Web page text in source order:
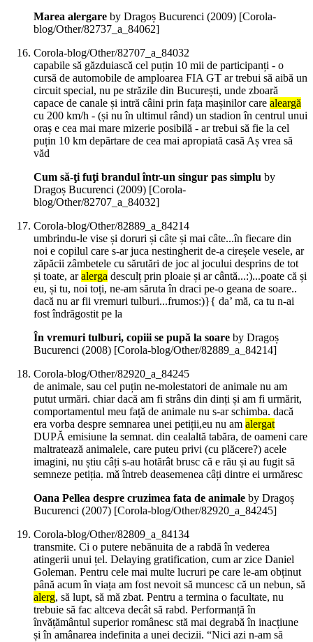
Marea alergare by Dragoș Bucurenci (2009) [Corola-
blog/Other/82737_a_84062]
Corola-blog/Other/82707_a_84032
capabile să găzduiască cel puțin 10 mii de participanți - o
cursă de automobile de amploarea FIA GT ar trebui să aibă un
circuit special, nu pe străzile din București, unde zboară
capace de canale și intră câini prin fața mașinilor care aleargă
cu 200 km/h - (și nu în ultimul rând) un stadion în centrul unui
oraș e cea mai mare mizerie posibilă - ar trebui să fie la cel
puțin 10 km depărtare de cea mai apropiată casă Aș vrea să
văd
Cum să-ţi fuţi brandul într-un singur pas simplu by
Dragoș Bucurenci (2009) [Corola-
blog/Other/82707_a_84032]
Corola-blog/Other/82889_a_84214
umbrindu-le vise și doruri și câte și mai câte...în fiecare din
noi e copilul care s-ar juca nestingherit de-a cireșele vesele, ar
zăpăcii zâmbetele cu sărutări de joc al jocului desprins de tot
și toate, aralerga desculț prin ploaie și ar cântă...:)...poate că și
eu, și tu, noi toți, ne-am săruta în draci pe-o geana de soare..
dacă nu ar fii vremuri tulburi...frumos:)}{ da’ mă, ca tu n-ai
fost îndrăgostit pe la
În vremuri tulburi, copiii se pupă la soare by Dragoș
Bucurenci (2008) [Corola-blog/Other/82889_a_84214]
Corola-blog/Other/82920_a_84245
de animale, sau cel puțin ne-molestatori de animale nu am
putut urmări. chiar dacă am fi strâns din dinți și am fi urmărit,
comportamentul meu față de animale nu s-ar schimba. dacă
era vorba despre semnarea unei petiții,eu nu am alergat
DUPĂ emisiune la semnat. din cealaltă tabăra, de oameni care
maltratează animalele, care puteu privi (cu plăcere?) acele
imagini, nu știu câți s-au hotărât brusc că e rău și au fugit să
semneze petiția. mă întreb deasemenea câți dintre ei urmăresc
Oana Pellea despre cruzimea fata de animale by Dragoș
Bucurenci (2007) [Corola-blog/Other/82920_a_84245]
Corola-blog/Other/82809_a_84134
transmite. Ci o putere nebănuita de a rabdă în vederea
atingerii unui țel. Delaying gratification, cum ar zice Daniel
Goleman. Pentru cele mai multe lucruri pe care le-am obținut
până acum în viața am fost nevoit să muncesc că un nebun, să
alerg, să lupt, să mă zbat. Pentru a termina o facultate, nu
trebuie să fac altceva decât să rabd. Performanță în
învățământul superior românesc stă mai degrabă în inacțiune
și în amânarea indefinita a unei decizii. “Nici azi n-am să